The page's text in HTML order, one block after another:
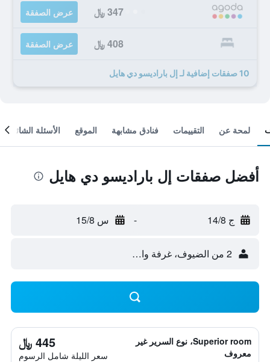
347 ﷼ عرض الصفقة
408 ﷼ عرض الصفقة
10 صفقات إضافية لـ إل باراديسو دي هايل
لمحة عن التقييمات فنادق مشابهة الموقع الأسئلة الشائعة
أفضل صفقات إل باراديسو دي هايل
ج 14/8 - س 15/8
2 من الضيوف، غرفة واحدة
Superior room، نوع السرير غير
معروف
445 ﷼
سعر الليلة شامل الرسوم